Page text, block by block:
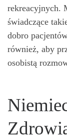
rekreacyjnych.
świadczące
dobro
również, aby
osobistą